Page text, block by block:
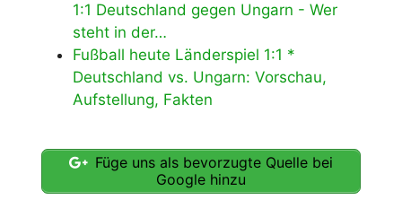
1:1 Deutschland gegen Ungarn - Wer
steht in der…
Fußball heute Länderspiel 1:1 *
Deutschland vs. Ungarn: Vorschau,
Aufstellung, Fakten
Füge uns als bevorzugte Quelle bei
Google hinzu